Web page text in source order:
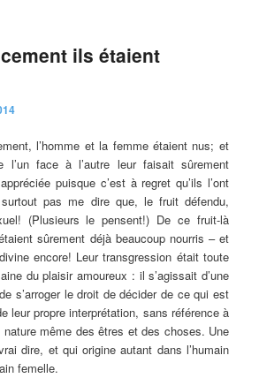
ils étaient
l’homme et la femme étaient nus; et
l’un face à l’autre leur faisait sûrement
puisque c’est à regret qu’ils l’ont
pas me dire que, le fruit défendu,
(Plusieurs le pensent!) De ce fruit-là
sûrement déjà beaucoup nourris ­– et
encore! Leur transgression était toute
du plaisir amoureux : il s’agissait d’une
s’arroger le droit de décider de ce qui est
leur propre interprétation, sans référence à
nature même des êtres et des choses. Une
dire, et qui origine autant dans l’humain
femelle.